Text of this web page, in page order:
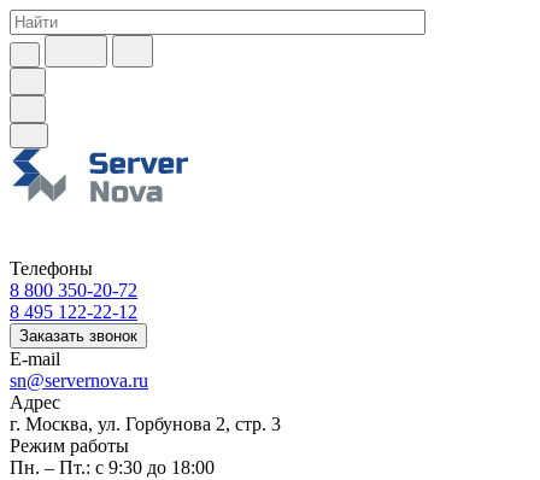
Телефоны
8 800 350-20-72
8 495 122-22-12
Заказать звонок
E-mail
sn@servernova.ru
Адрес
г. Москва, ул. Горбунова 2, стр. 3
Режим работы
Пн. – Пт.: с 9:30 до 18:00